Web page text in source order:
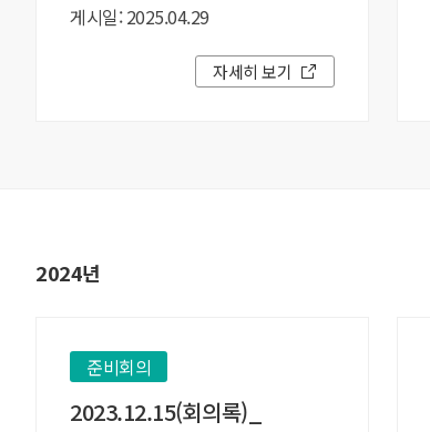
게시일: 2025.04.29
자세히 보기
2024년
준비회의
2023.12.15(회의록)_